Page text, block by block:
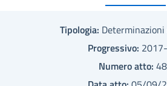
Tipologia:
Progressivo:
Numero atto: